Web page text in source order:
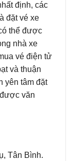
định, các
đặt vé xe
thể được
nhà xe
vé điện tử
và thuận
yên tâm đặt
văn
Tân Bình.